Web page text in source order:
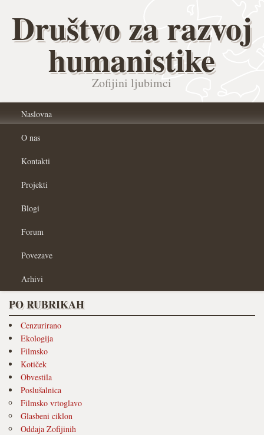
Društvo za razvoj
humanistike
Zofijini ljubimci
Naslovna
O nas
Kontakti
Projekti
Blogi
Forum
Povezave
Arhivi
PO RUBRIKAH
Cenzurirano
Ekologija
Filmsko
Kotiček
Obvestila
Poslušalnica
Filmsko vrtoglavo
Glasbeni ciklon
Oddaja Zofijinih